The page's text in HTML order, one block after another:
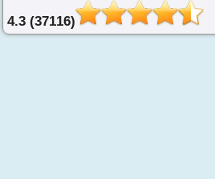
4.3 (37116)